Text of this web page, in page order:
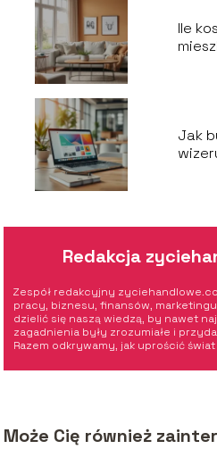
Ile
Jak
Redakcja
Zespół redakcyjny
pracy, biznesu, finansów,
dzielić się naszą wiedzą, by nawet
zagadnienia były zrozumiałe i
Razem odkrywamy, jak uprościć
Może Cię również